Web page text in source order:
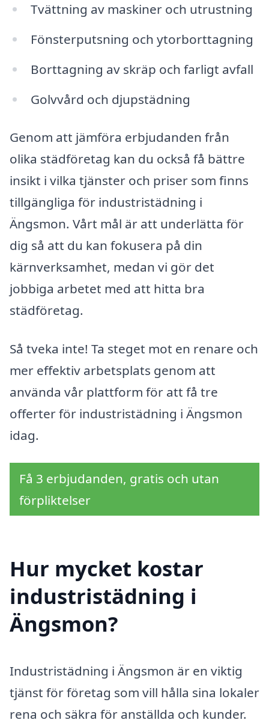
Tvättning av maskiner och utrustning
Fönsterputsning och ytorborttagning
Borttagning av skräp och farligt avfall
Golvvård och djupstädning
Genom att jämföra erbjudanden från
olika städföretag kan du också få bättre
insikt i vilka tjänster och priser som finns
tillgängliga för industristädning i
Ängsmon. Vårt mål är att underlätta för
dig så att du kan fokusera på din
kärnverksamhet, medan vi gör det
jobbiga arbetet med att hitta bra
städföretag.
Så tveka inte! Ta steget mot en renare och
mer effektiv arbetsplats genom att
använda vår plattform för att få tre
offerter för industristädning i Ängsmon
idag.
Få 3 erbjudanden, gratis och utan
förpliktelser
Hur mycket kostar
industristädning i
Ängsmon?
Industristädning i Ängsmon är en viktig
tjänst för företag som vill hålla sina lokaler
rena och säkra för anställda och kunder.